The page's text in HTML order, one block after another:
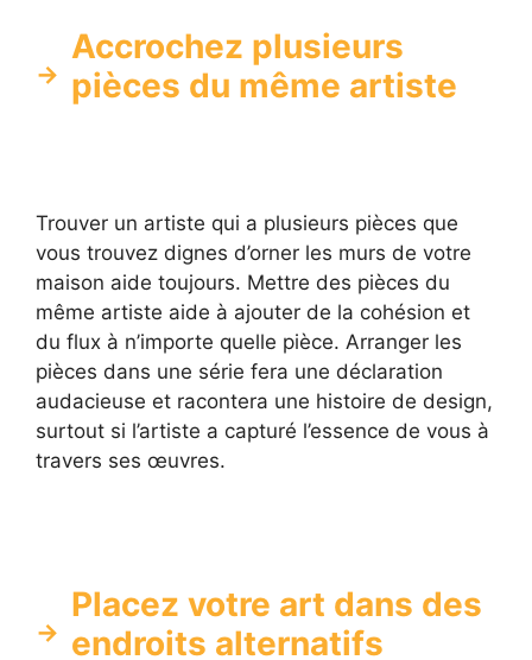
Accrochez plusieurs
pièces du même artiste
Trouver un artiste qui a plusieurs pièces que
vous trouvez dignes d’orner les murs de votre
maison aide toujours. Mettre des pièces du
même artiste aide à ajouter de la cohésion et
du flux à n’importe quelle pièce. Arranger les
pièces dans une série fera une déclaration
audacieuse et racontera une histoire de design,
surtout si l’artiste a capturé l’essence de vous à
travers ses œuvres.
Placez votre art dans des
endroits alternatifs